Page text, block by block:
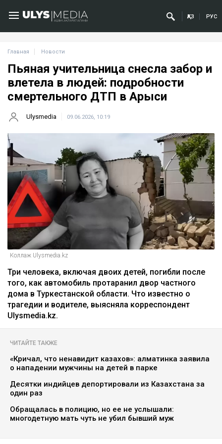
ҚАЗ РУС
Главная Новости
Пьяная учительница снесла забор и
влетела в людей: подробности
смертельного ДТП в Арыси
Ulysmedia 09.06.2026, 10:19
Коллаж Ulysmedia.kz
Три человека, включая двоих детей, погибли после
того, как автомобиль протаранил двор частного
дома в Туркестанской области. Что известно о
трагедии и водителе, выясняла корреспондент
Ulysmedia.kz.
ЧИТАЙТЕ ТАКЖЕ
«Кричал, что ненавидит казахов»: алматинка заявила
о нападении мужчины на детей в парке
Десятки индийцев депортировали из Казахстана за
один раз
Обращалась в полицию, но ее не услышали:
многодетную мать чуть не убил бывший муж